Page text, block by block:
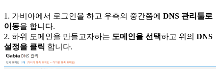
1. 가비아에서 로그인을 하고 우측의 중간쯤에 DNS 관리툴로
이동을 합니다.
2. 하위 도메인을 만들고자하는 도메인을 선택하고 위의 DNS
설정을 클릭 합니다.